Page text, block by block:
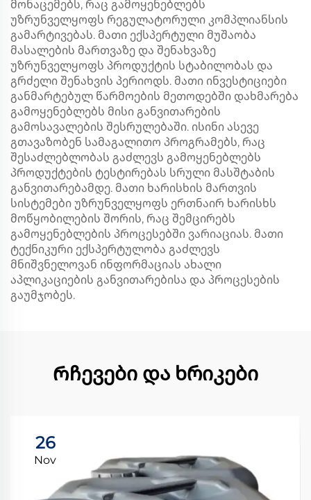
მონაცემებს, რაც გამოყენებლებს
უზრუნველყოფს რეგულატორული კომპლიანსის
გამარტივებას. მათი ექსპერტული მუშაობა
მასალების მართვაზე და შენახვაზე
უზრუნველყოფს პროდუქტის სტაბილობას და
გრძელი შენახვის პერიოდს. მათი ინვესტიციები
განმარტებულ წარმოების მეთოდებში დახმარება
გამოყენებლებს მისი განვითარების
გამოსავალების შესრულებაში. ისინი ასევე
გთავაზობენ სამაგალითო პროგრამებს, რაც
შესაძლებლობას გაძლევს გამოყენებლებს
პროდუქტების ტესტირებას სრული მასშტაბის
განვითარებამდე. მათი ხარისხის მართვის
სისტემები უზრუნველყოფს ერთნაირ ხარისხს
მოწყობილების შორის, რაც შემცირებს
გამოყენებლების პროცესებში ვარიაციას. მათი
ტექნიკური ექსპერტულობა გაძლევს
მნიშვნელოვან ინფორმაციას ახალი
აპლიკაციების განვითარებისა და პროცესების
გაუმჯობეს.
Რჩევები და ხრიკები
26
Nov